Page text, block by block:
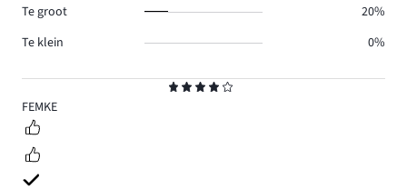
4
FEMKE
Te groot
20%
Te klein
0%